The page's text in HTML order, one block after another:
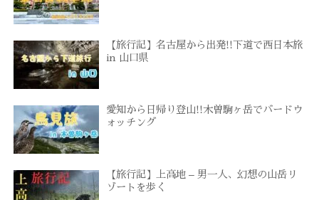
【旅行記】名古屋から出発!!下道で西日本旅
in 山口県
愛知から日帰り登山!!木曽駒ヶ岳でバードウ
ォッチング
【旅行記】上高地 – 男一人、幻想の山岳リ
ゾートを歩く